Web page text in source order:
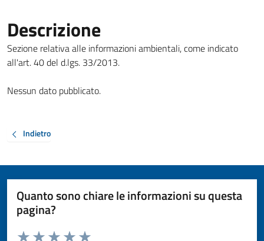
Descrizione
Sezione relativa alle informazioni ambientali, come indicato
all'art. 40 del d.lgs. 33/2013.
Nessun dato pubblicato.
Indietro
Quanto sono chiare le informazioni su questa
pagina?
Valuta da 1 a 5 stelle la pagina